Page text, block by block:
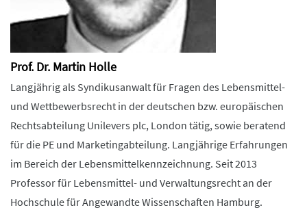
Prof. Dr. Martin Holle
Langjährig als Syndikusanwalt für Fragen des Lebensmittel-
und Wettbewerbsrecht in der deutschen bzw. europäischen
Rechtsabteilung Unilevers plc, London tätig, sowie beratend
für die PE und Marketingabteilung. Langjährige Erfahrungen
im Bereich der Lebensmittelkennzeichnung. Seit 2013
Professor für Lebensmittel- und Verwaltungsrecht an der
Hochschule für Angewandte Wissenschaften Hamburg.